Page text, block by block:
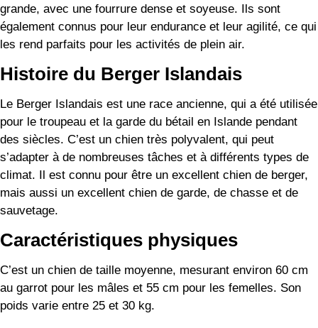
grande, avec une fourrure dense et soyeuse. Ils sont
également connus pour leur endurance et leur agilité, ce qui
les rend parfaits pour les activités de plein air.
Histoire du Berger Islandais
Le Berger Islandais est une race ancienne, qui a été utilisée
pour le troupeau et la garde du bétail en Islande pendant
des siècles. C’est un chien très polyvalent, qui peut
s’adapter à de nombreuses tâches et à différents types de
climat. Il est connu pour être un excellent chien de berger,
mais aussi un excellent chien de garde, de chasse et de
sauvetage.
Caractéristiques physiques
C’est un chien de taille moyenne, mesurant environ 60 cm
au garrot pour les mâles et 55 cm pour les femelles. Son
poids varie entre 25 et 30 kg.